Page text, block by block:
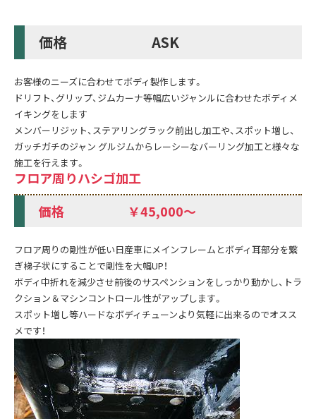
価格 ASK
お客様のニーズに合わせてボディ製作します。
ドリフト、グリップ、ジムカーナ等幅広いジャンルに合わせたボディメ
イキングをします
メンバーリジット、ステアリングラック前出し加工や、スポット増し、
ガッチガチのジャン グルジムからレーシーなバーリング加工と様々な
施工を行えます。
フロア周りハシゴ加工
価格 ￥45,000～
フロア周りの剛性が低い日産車にメインフレームとボディ耳部分を繋
ぎ梯子状にすることで剛性を大幅UP！
ボディ中折れを減少させ前後のサスペンションをしっかり動かし、トラ
クション＆マシンコントロール性がアップします。
スポット増し等ハードなボディチューンより気軽に出来るのでオスス
メです！